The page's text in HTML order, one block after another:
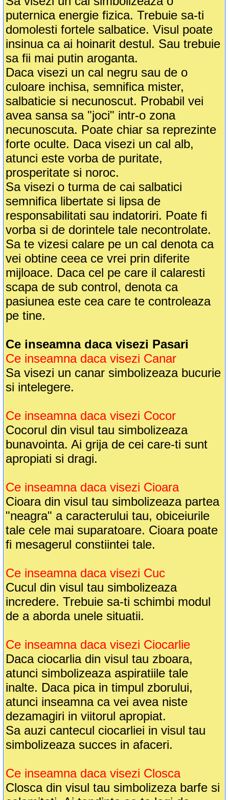
puternica energie fizica. Trebuie sa-ti
domolesti fortele salbatice. Visul poate
insinua ca ai hoinarit destul. Sau trebuie
sa fii mai putin aroganta.
Daca visezi un cal negru sau de o
culoare inchisa, semnifica mister,
salbaticie si necunoscut. Probabil vei
avea sansa sa "joci" intr-o zona
necunoscuta. Poate chiar sa reprezinte
forte oculte. Daca visezi un cal alb,
atunci este vorba de puritate,
prosperitate si noroc.
Sa visezi o turma de cai salbatici
semnifica libertate si lipsa de
responsabilitati sau indatoriri. Poate fi
vorba si de dorintele tale necontrolate.
Sa te vizesi calare pe un cal denota ca
vei obtine ceea ce vrei prin diferite
mijloace. Daca cel pe care il calaresti
scapa de sub control, denota ca
pasiunea este cea care te controleaza
pe tine.
Ce inseamna daca visezi Pasari
Ce inseamna daca visezi Canar
Sa visezi un canar simbolizeaza bucurie
si intelegere.
Ce inseamna daca visezi Cocor
Cocorul din visul tau simbolizeaza
bunavointa. Ai grija de cei care-ti sunt
apropiati si dragi.
Ce inseamna daca visezi Cioara
Cioara din visul tau simbolizeaza partea
"neagra" a caracterului tau, obiceiurile
tale cele mai suparatoare. Cioara poate
fi mesagerul constiintei tale.
Ce inseamna daca visezi Cuc
Cucul din visul tau simbolizeaza
incredere. Trebuie sa-ti schimbi modul
de a aborda unele situatii.
Ce inseamna daca visezi Ciocarlie
Daca ciocarlia din visul tau zboara,
atunci simbolizeaza aspiratiile tale
inalte. Daca pica in timpul zborului,
atunci inseamna ca vei avea niste
dezamagiri in viitorul apropiat.
Sa auzi cantecul ciocarliei in visul tau
simbolizeaza succes in afaceri.
Ce inseamna daca visezi Closca
Closca din visul tau simbolizeza barfe si